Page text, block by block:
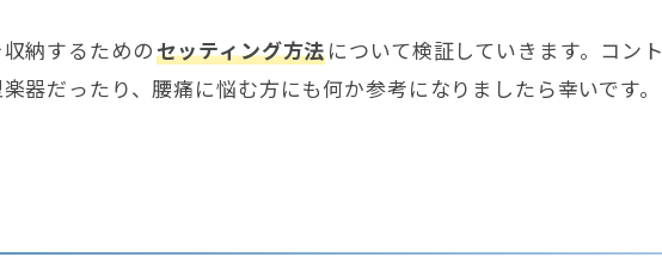
納するためのセッティング方法について検証していきます。コント
器だったり、腰痛に悩む方にも何か参考になりましたら幸いです。